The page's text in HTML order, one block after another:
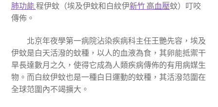
肺功能 程伊蚊（埃及伊蚊和白紋伊新竹 高血壓蚊）叮咬
傳佈。
北京年夜學第一病院沾染疾病科主任王艷先容，埃及
伊蚊是白天活潑的蚊種，以人的血液為食，其卵能抵禦干
旱長達數月之久，使得它成為人類疾病傳佈的有用病媒生
物。而白紋伊蚊也是一種白日運動的蚊種，其活潑范圍在
全球范圍內不竭擴大。